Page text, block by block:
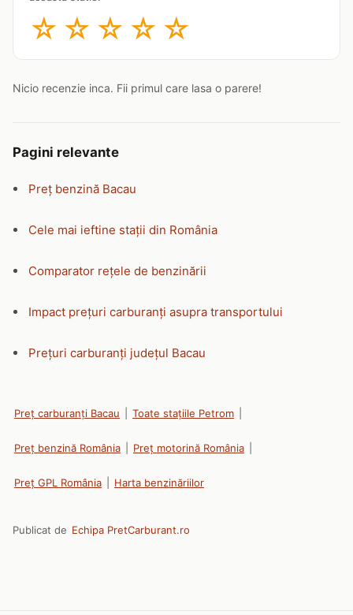
☆ ☆ ☆ ☆ ☆
Nicio recenzie inca. Fii primul care lasa o parere!
Pagini relevante
Preț benzină Bacau
Cele mai ieftine stații din România
Comparator rețele de benzinării
Impact prețuri carburanți asupra transportului
Prețuri carburanți județul Bacau
Preț carburanți Bacau Toate stațiile Petrom
Preț benzină România Preț motorină România
Preț GPL România Harta benzinăriilor
Publicat de Echipa PretCarburant.ro